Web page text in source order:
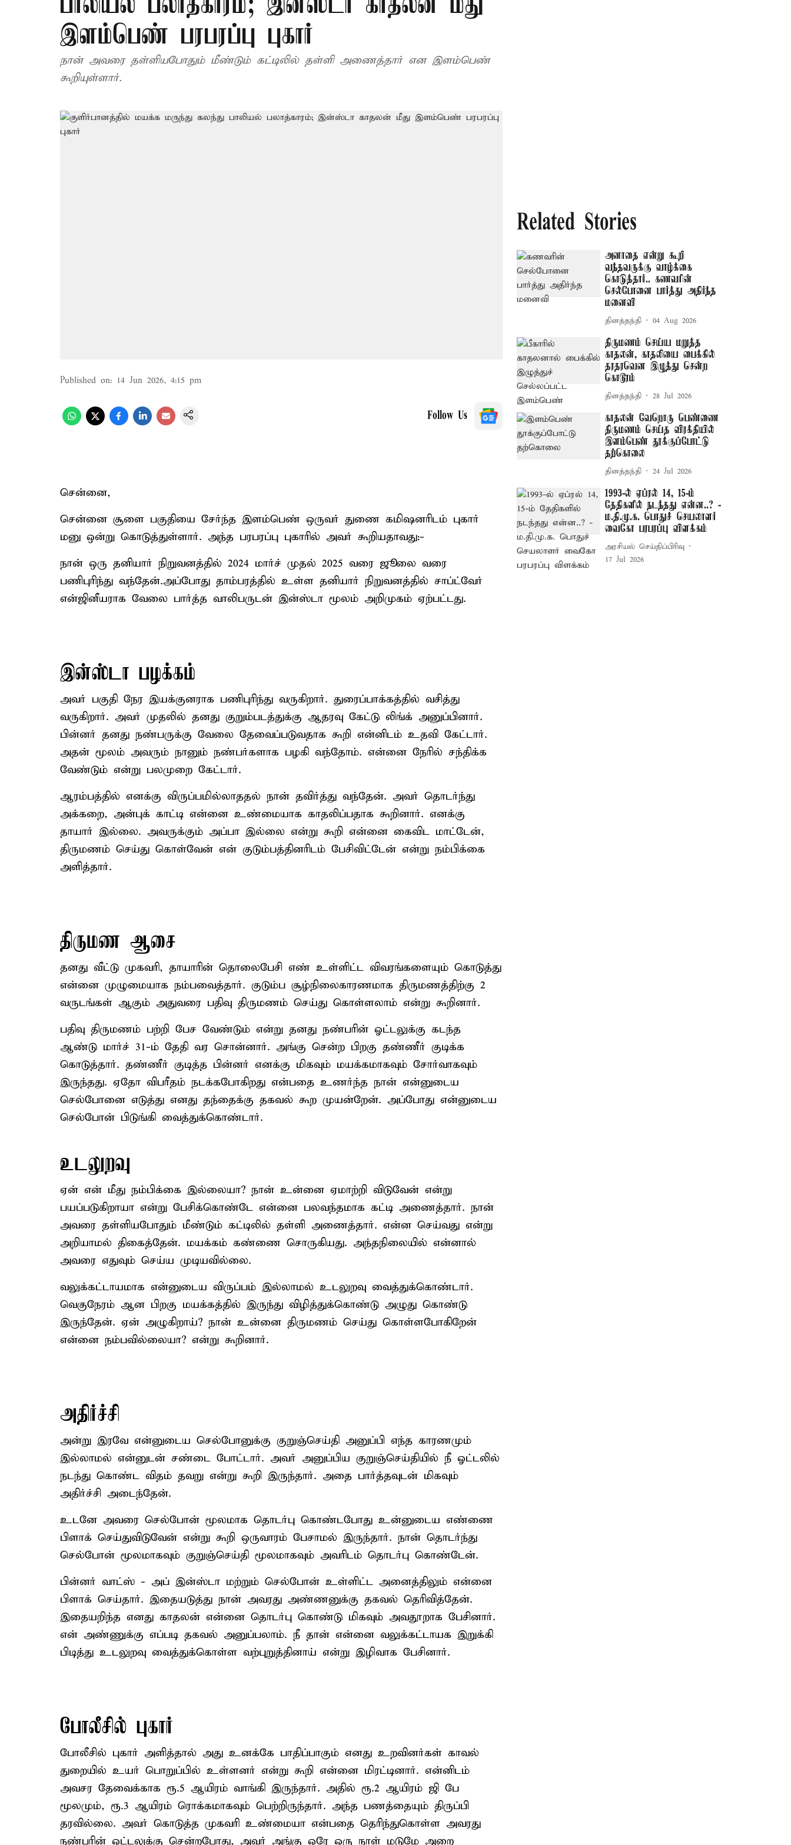
இளம்பெண் பரபரப்பு புகார்
நான் அவரை தள்ளியபோதும் மீண்டும் கட்டிலில் தள்ளி அணைத்தார் என இளம்பெண்
கூறியுள்ளார்.
Published on: 14 Jun 2026, 4:15 pm
Follow Us
சென்னை,
சென்னை சூளை பகுதியை சேர்ந்த இளம்பெண் ஒருவர் துணை கமிஷனரிடம் புகார்
மனு ஒன்று கொடுத்துள்ளார். அந்த பரபரப்பு புகாரில் அவர் கூறியதாவது:-
நான் ஒரு தனியார் நிறுவனத்தில் 2024 மார்ச் முதல் 2025 வரை ஜூலை வரை
பணிபுரிந்து வந்தேன்.அப்போது தாம்பரத்தில் உள்ள தனியார் நிறுவனத்தில் சாப்ட்வேர்
என்ஜினீயராக வேலை பார்த்த வாலிபருடன் இன்ஸ்டா மூலம் அறிமுகம் ஏற்பட்டது.
இன்ஸ்டா பழக்கம்
அவர் பகுதி நேர இயக்குனராக பணிபுரிந்து வருகிறார். துரைப்பாக்கத்தில் வசித்து
வருகிறார். அவர் முதலில் தனது குறும்படத்துக்கு ஆதரவு கேட்டு லிங்க் அனுப்பினார்.
பின்னர் தனது நண்பருக்கு வேலை தேவைப்படுவதாக கூறி என்னிடம் உதவி கேட்டார்.
அதன் மூலம் அவரும் நானும் நண்பர்களாக பழகி வந்தோம். என்னை நேரில் சந்திக்க
வேண்டும் என்று பலமுறை கேட்டார்.
ஆரம்பத்தில் எனக்கு விருப்பமில்லாததல் நான் தவிர்த்து வந்தேன். அவர் தொடர்ந்து
அக்கறை, அன்புக் காட்டி என்னை உண்மையாக காதலிப்பதாக கூறினார். எனக்கு
தாயார் இல்லை. அவருக்கும் அப்பா இல்லை என்று கூறி என்னை கைவிட மாட்டேன்,
திருமணம் செய்து கொள்வேன் என் குடும்பத்தினரிடம் பேசிவிட்டேன் என்று நம்பிக்கை
அளித்தார்.
திருமண ஆசை
தனது வீட்டு முகவரி, தாயாரின் தொலைபேசி எண் உள்ளிட்ட விவரங்களையும் கொடுத்து
என்னை முழுமையாக நம்பவைத்தார். குடும்ப சூழ்நிலைகாரணமாக திருமணத்திற்கு 2
வருடங்கள் ஆகும் அதுவரை பதிவு திருமணம் செய்து கொள்ளலாம் என்று கூறினார்.
பதிவு திருமணம் பற்றி பேச வேண்டும் என்று தனது நண்பரின் ஓட்டலுக்கு கடந்த
ஆண்டு மார்ச் 31-ம் தேதி வர சொன்னார். அங்கு சென்ற பிறகு தண்ணீர் குடிக்க
கொடுத்தார். தண்ணீர் குடித்த பின்னர் எனக்கு மிகவும் மயக்கமாகவும் சோர்வாகவும்
இருந்தது. ஏதோ விபரீதம் நடக்கபோகிறது என்பதை உணர்ந்த நான் என்னுடைய
செல்போனை எடுத்து எனது தந்தைக்கு தகவல் கூற முயன்றேன். அப்போது என்னுடைய
செல்போன் பிடுங்கி வைத்துக்கொண்டார்.
உடலுறவு
ஏன் என் மீது நம்பிக்கை இல்லையா? நான் உன்னை ஏமாற்றி விடுவேன் என்று
பயப்படுகிறாயா என்று பேசிக்கொண்டே என்னை பலவந்தமாக கட்டி அணைத்தார். நான்
அவரை தள்ளியபோதும் மீண்டும் கட்டிலில் தள்ளி அணைத்தார். என்ன செய்வது என்று
அறியாமல் திகைத்தேன். மயக்கம் கண்ணை சொருகியது. அந்தநிலையில் என்னால்
அவரை எதுவும் செய்ய முடியவில்லை.
வலுக்கட்டாயமாக என்னுடைய விருப்பம் இல்லாமல் உடலுறவு வைத்துக்கொண்டார்.
வெகுநேரம் ஆன பிறகு மயக்கத்தில் இருந்து விழித்துக்கொண்டு அழுது கொண்டு
இருந்தேன். ஏன் அழுகிறாய்? நான் உன்னை திருமணம் செய்து கொள்ளபோகிறேன்
என்னை நம்பவில்லையா? என்று கூறினார்.
அதிர்ச்சி
அன்று இரவே என்னுடைய செல்போனுக்கு குறுஞ்செய்தி அனுப்பி எந்த காரணமும்
இல்லாமல் என்னுடன் சண்டை போட்டார். அவர் அனுப்பிய குறுஞ்செய்தியில் நீ ஓட்டலில்
நடந்து கொண்ட விதம் தவறு என்று கூறி இருந்தார். அதை பார்த்தவுடன் மிகவும்
அதிர்ச்சி அடைந்தேன்.
உடனே அவரை செல்போன் மூலமாக தொடர்பு கொண்டபோது உன்னுடைய எண்ணை
பிளாக் செய்துவிடுவேன் என்று கூறி ஒருவாரம் பேசாமல் இருந்தார். நான் தொடர்ந்து
செல்போன் மூலமாகவும் குறுஞ்செய்தி மூலமாகவும் அவரிடம் தொடர்பு கொண்டேன்.
பின்னர் வாட்ஸ் - அப் இன்ஸ்டா மற்றும் செல்போன் உள்ளிட்ட அனைத்திலும் என்னை
பிளாக் செய்தார். இதையடுத்து நான் அவரது அண்ணனுக்கு தகவல் தெரிவித்தேன்.
இதையறிந்த எனது காதலன் என்னை தொடர்பு கொண்டு மிகவும் அவதூறாக பேசினார்.
என் அண்ணுக்கு எப்படி தகவல் அனுப்பலாம். நீ தான் என்னை வலுக்கட்டாயக இறுக்கி
பிடித்து உடலுறவு வைத்துக்கொள்ள வற்புறுத்தினாய் என்று இழிவாக பேசினார்.
போலீசில் புகார்
போலீசில் புகார் அளித்தால் அது உனக்கே பாதிப்பாகும் எனது உறவினர்கள் காவல்
துறையில் உயர் பொறுப்பில் உள்ளனர் என்று கூறி என்னை மிரட்டினார். என்னிடம்
அவசர தேவைக்காக ரூ.5 ஆயிரம் வாங்கி இருந்தார். அதில் ரூ.2 ஆயிரம் ஜி பே
மூலமும், ரூ.3 ஆயிரம் ரொக்கமாகவும் பெற்றிருந்தார். அந்த பணத்தையும் திருப்பி
தரவில்லை. அவர் கொடுத்த முகவரி உண்மையா என்பதை தெரிந்துகொள்ள அவரது
நண்பரின் ஓட்டலுக்கு சென்றபோது, அவர் அங்கு ஒரே ஒரு நாள் மடுமே அறை
Related Stories
அனாதை என்று கூறி
வந்தவருக்கு வாழ்க்கை
கொடுத்தார்.. கணவரின்
செல்போனை பார்த்து அதிர்ந்த
மனைவி
தினத்தந்தி 04 Aug 2026
திருமணம் செய்ய மறுத்த
காதலன், காதலியை பைக்கில்
தரதரவென இழுத்து சென்ற
கொடூரம்
தினத்தந்தி 28 Jul 2026
காதலன் வேறொரு பெண்ணை
திருமணம் செய்த விரக்தியில்
இளம்பெண் தூக்குப்போட்டு
தற்கொலை
தினத்தந்தி 24 Jul 2026
1993-ல் ஏப்ரல் 14, 15-ம்
தேதிகளில் நடந்தது என்ன..? -
ம.தி.மு.க. பொதுச் செயலாளர்
வைகோ பரபரப்பு விளக்கம்
அரசியல் செய்திப்பிரிவு
17 Jul 2026